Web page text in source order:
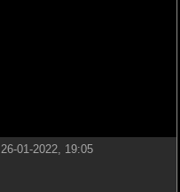
26-01-2022, 19:05